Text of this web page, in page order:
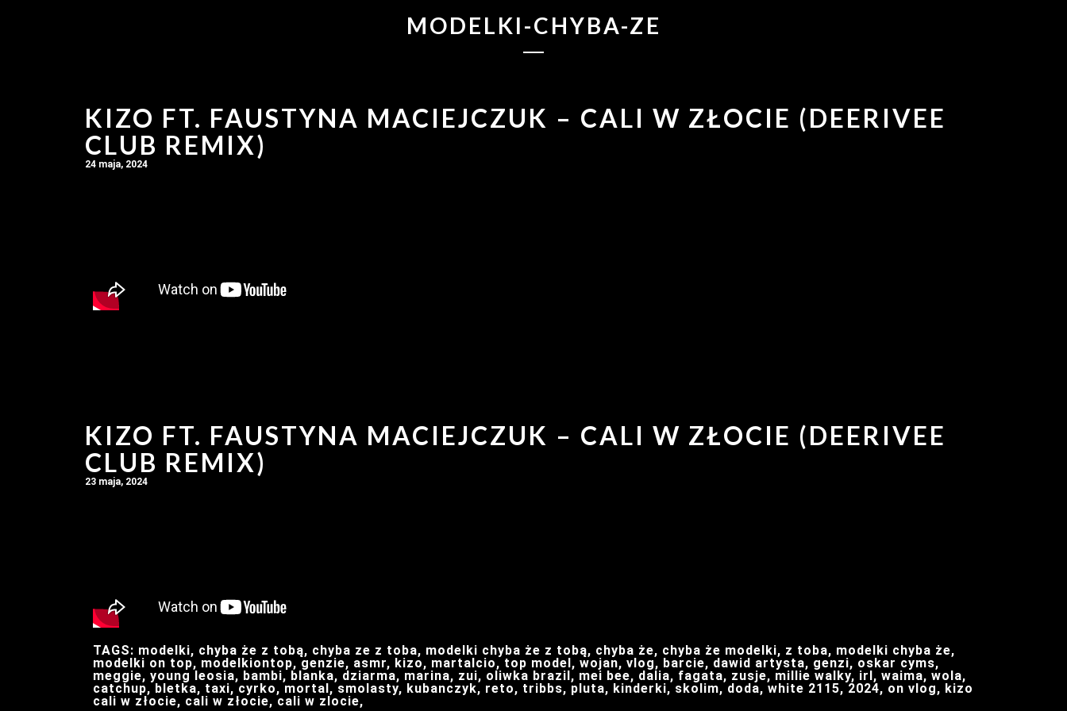
MODELKI-CHYBA-ZE
KIZO FT. FAUSTYNA MACIEJCZUK – CALI W ZŁOCIE (DEERIVEE
CLUB REMIX)
24 maja, 2024
KIZO FT. FAUSTYNA MACIEJCZUK – CALI W ZŁOCIE (DEERIVEE
CLUB REMIX)
23 maja, 2024
TAGS: modelki, chyba że z tobą, chyba ze z toba, modelki chyba że z tobą, chyba że, chyba że modelki, z toba, modelki chyba że,
modelki on top, modelkiontop, genzie, asmr, kizo, martalcio, top model, wojan, vlog, barcie, dawid artysta, genzi, oskar cyms,
meggie, young leosia, bambi, blanka, dziarma, marina, zui, oliwka brazil, mei bee, dalia, fagata, zusje, millie walky, irl, waima, wola,
catchup, bletka, taxi, cyrko, mortal, smolasty, kubanczyk, reto, tribbs, pluta, kinderki, skolim, doda, white 2115, 2024, on vlog, kizo
cali w złocie, cali w złocie, cali w zlocie,